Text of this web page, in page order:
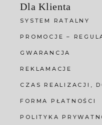
Dla Klienta
SYSTEM RATALNY
PROMOCJE –
GWARANCJA
REKLAMACJE
CZAS REALIZACJI,
FORMA PŁATNOŚCI
POLITYKA